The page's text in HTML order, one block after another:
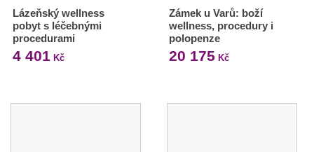
Lázeňský wellness
pobyt s léčebnými
procedurami
4 401 Kč
Zámek u Varů: boží
wellness, procedury i
polopenze
20 175 Kč